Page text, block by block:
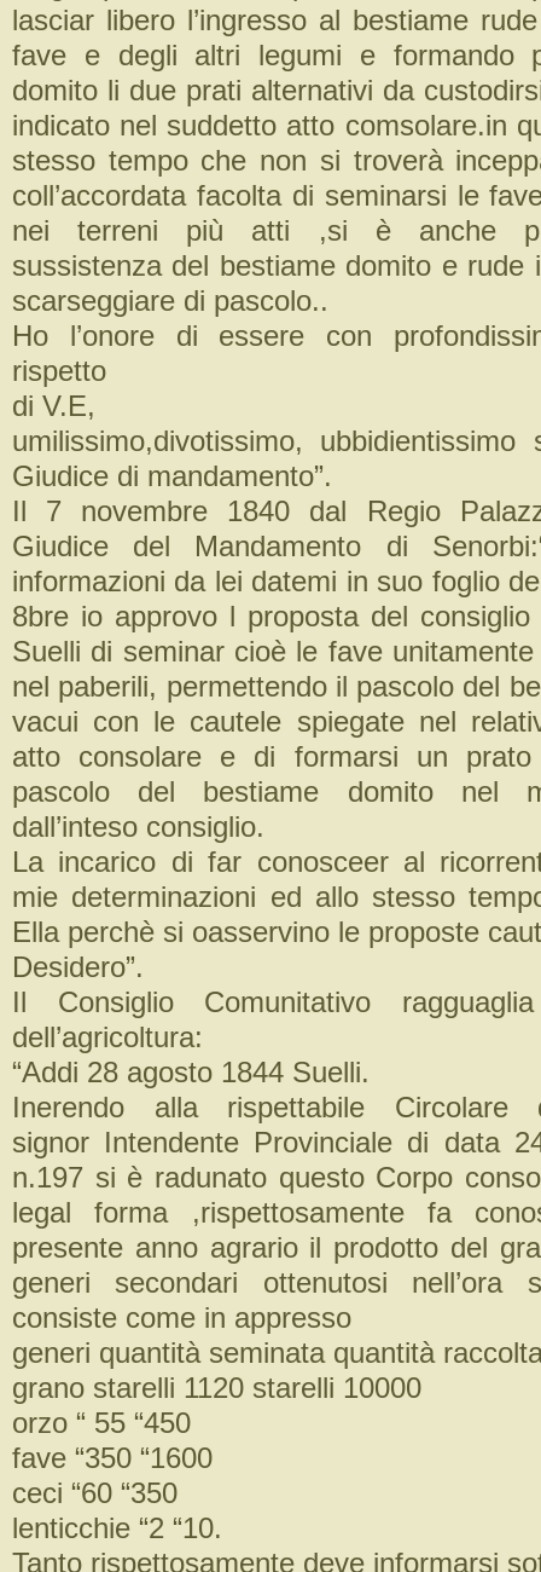
lasciar libero l’ingresso al bestiame
fave e degli altri legumi e formando
domito li due prati alternativi da
indicato nel suddetto atto comsolare.in
stesso tempo che non si troverà
coll’accordata facolta di seminarsi le
nei terreni più atti ,si è anche
sussistenza del bestiame domito e rude
scarseggiare di pascolo..
Ho l’onore di essere con
rispetto
di V.E,
umilissimo,divotissimo, ubbidientissimo
Giudice di mandamento”.
Il 7 novembre 1840 dal Regio
Giudice del Mandamento di
informazioni da lei datemi in suo foglio
8bre io approvo l proposta del consiglio
Suelli di seminar cioè le fave
nel paberili, permettendo il pascolo del
vacui con le cautele spiegate nel
atto consolare e di formarsi un prato
pascolo del bestiame domito nel
dall’inteso consiglio.
La incarico di far conosceer al
mie determinazioni ed allo stesso
Ella perchè si oasservino le proposte
Desidero”.
Il Consiglio Comunitativo
dell’agricoltura:
“Addi 28 agosto 1844 Suelli.
Inerendo alla rispettabile Circolare
signor Intendente Provinciale di data
n.197 si è radunato questo Corpo
legal forma ,rispettosamente fa
presente anno agrario il prodotto del
generi secondari ottenutosi nell’ora
consiste come in appresso
generi quantità seminata quantità
grano starelli 1120 starelli 10000
orzo “ 55 “450
fave “350 “1600
ceci “60 “350
lenticchie “2 “10.
Tanto rispettosamente deve informarsi